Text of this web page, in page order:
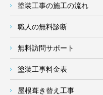
塗装工事の施工の流れ
職人の無料診断
無料訪問サポート
塗装工事料金表
屋根葺き替え工事